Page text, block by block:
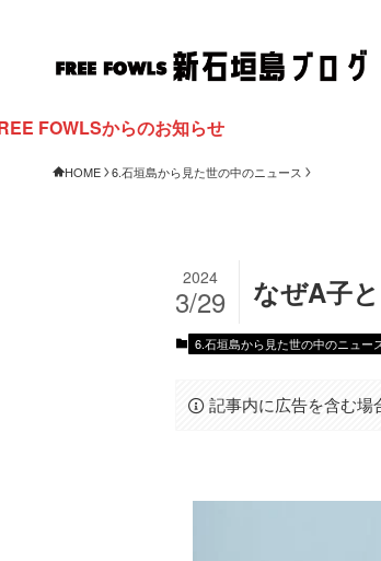
お知らせ
HOME 6.石垣島から見た世の中のニュース
なぜA子
2024
3/29
6.石垣島から見た世の中のニュー
記事内に広告を含む場